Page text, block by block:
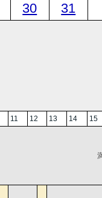
30 31
11 12 13 14 15